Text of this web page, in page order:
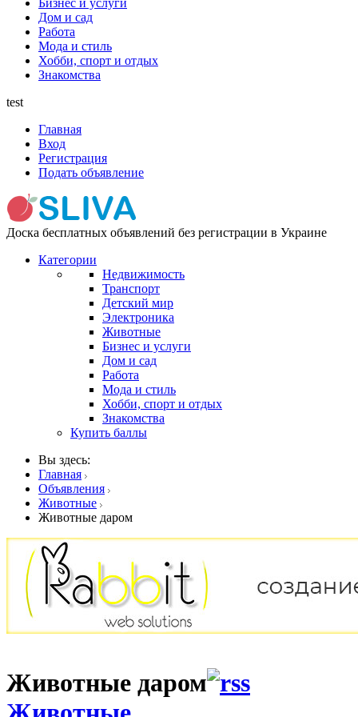
Дом и сад
Работа
Мода и стиль
Хобби, спорт и отдых
Знакомства
test
Главная
Вход
Регистрация
Подать объявление
Доска бесплатных объявлений без регистрации в Украине
Категории
Недвижимость
Транспорт
Детский мир
Электроника
Животные
Бизнес и услуги
Дом и сад
Работа
Мода и стиль
Хобби, спорт и отдых
Знакомства
Купить баллы
Вы здесь:
Главная
Объявления
Животные
Животные даром
Животные даром